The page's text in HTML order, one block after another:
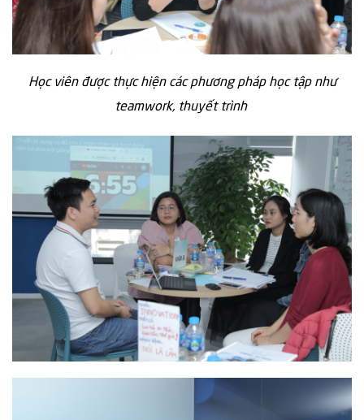
Học viên được thực hiện các phương pháp học tập như
teamwork, thuyết trình